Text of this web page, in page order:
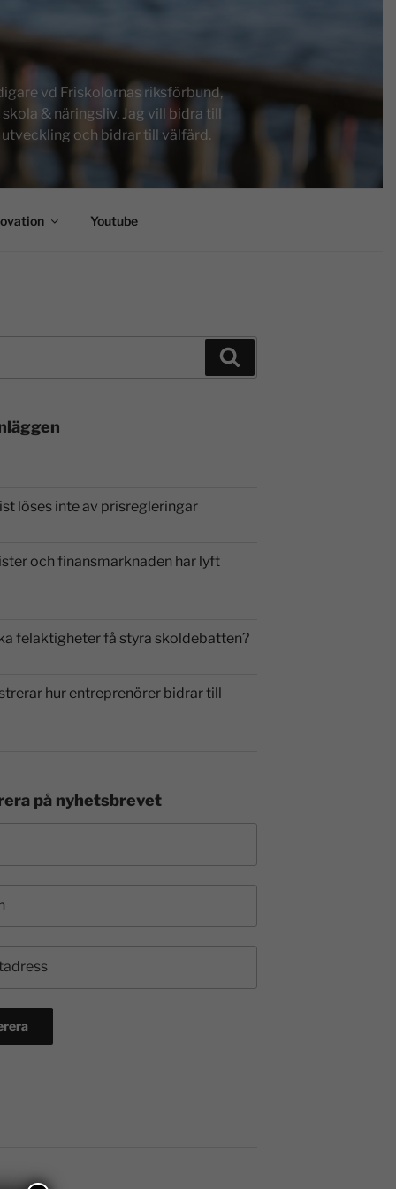
vd Friskolornas riksförbund,
& näringsliv. Jag vill bidra till
och bidrar till välfärd.
Youtube
löses inte av prisregleringar
och finansmarknaden har lyft
felaktigheter få styra skoldebatten?
hur entreprenörer bidrar till
på nyhetsbrevet